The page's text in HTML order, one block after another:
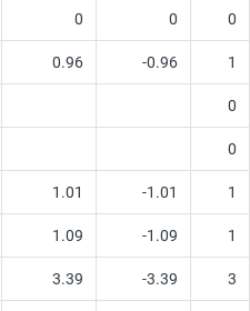
0 0 0
0.96 -0.96 1
0
0
1.01 -1.01 1
1.09 -1.09 1
3.39 -3.39 3